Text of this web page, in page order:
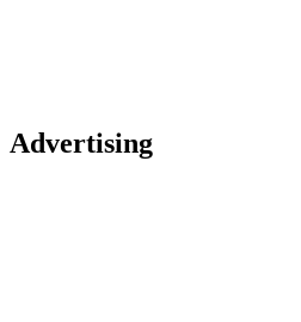
Advertising